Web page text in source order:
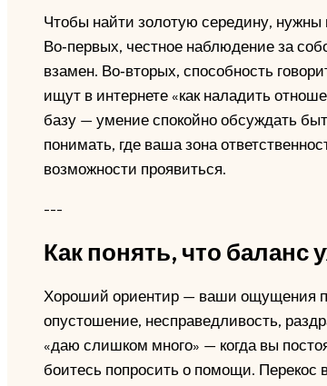
Чтобы найти золотую середину,
Во‑первых, честное наблюдение за
взамен. Во‑вторых, способность
ищут в интернете «как наладить
базу — умение спокойно обсуждать
понимать, где ваша зона
возможности проявиться.
---
Как понять, что баланс
Хороший ориентир — ваши ощущения
опустошение, несправедливость,
«даю слишком много» — когда вы
боитесь попросить о помощи. Перекос